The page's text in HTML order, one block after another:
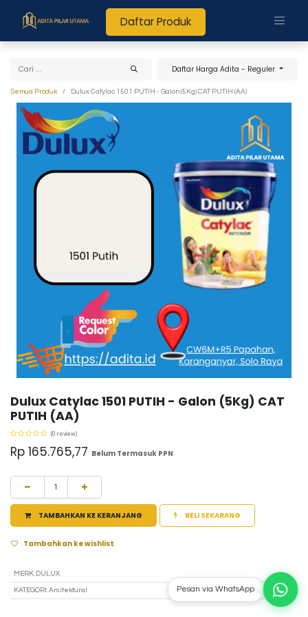
Daftar Produk
Daftar Harga Adita - Reguler
Semua Produk Dulux Catylac 1501 PUTIH - Galon (5Kg) CAT PUTIH (AA)
Dulux Catylac 1501 PUTIH - Galon (5Kg) CAT
PUTIH (AA)
(0 review)
Rp 165.765,77 Belum Termasuk PPN
TAMBAHKAN KE KERANJANG BELI SEKARANG
Tambahkan ke wishlist
MERK: DULUX
KATEGORI : Arsitektural Pesan via WhatsApp